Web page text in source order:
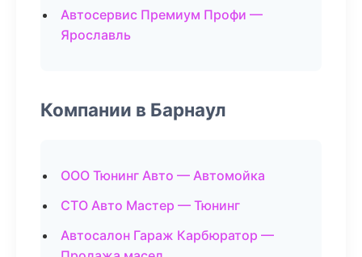
Автосервис Премиум Профи —
Ярославль
Компании в Барнаул
ООО Тюнинг Авто — Автомойка
СТО Авто Мастер — Тюнинг
Автосалон Гараж Карбюратор —